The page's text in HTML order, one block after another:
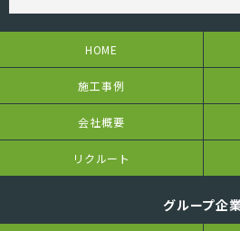
HOME
施工事例
会社概要
リクルート
グループ企